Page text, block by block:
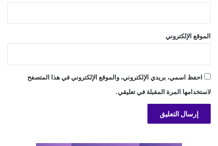
الموقع الإلكتروني
احفظ اسمي، بريدي الإلكتروني، والموقع الإلكتروني في هذا المتصفح
لاستخدامها المرة المقبلة في تعليقي.